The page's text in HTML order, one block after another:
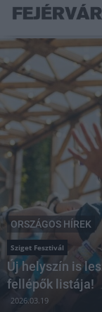
ORSZÁGOS HÍREK
Sziget Fesztivál
Új helyszín is
fellépők listája!
2026.03.19